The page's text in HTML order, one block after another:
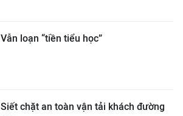
Vẫn loạn “tiền tiểu học”
Siết chặt an toàn vận tải khách đường